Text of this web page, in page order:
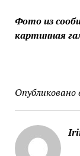
Фото из
картинная
Опубликовано